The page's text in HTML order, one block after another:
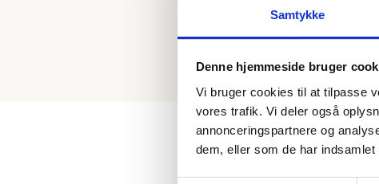
Samtykke
Denne hjemmeside bruger
Vi bruger cookies til at tilpasse
vores trafik. Vi deler også
annonceringspartnere og
dem, eller som de har